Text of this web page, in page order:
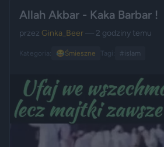
Allah Akbar - Kaka Barbar !
przez Ginka_Beer— 2 godziny temu
Kategoria: 😂Śmieszne Tagi: #islam